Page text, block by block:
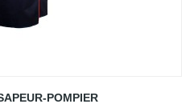
POMPIER